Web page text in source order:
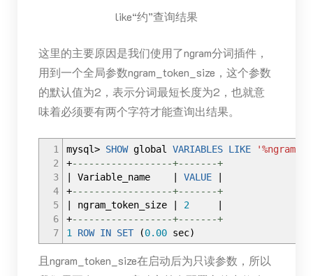
like“约”查询结果
这里的主要原因是我们使用了ngram分词插件，
用到一个全局参数ngram_token_size，这个参数
的默认值为2，表示分词最短长度为2，也就意
味着必须要有两个字符才能查询出结果。
1
2
3
4
5
6
7
mysql> SHOWglobal VARIABLES LIKE '%ngram%'
+------------------+-------+
Variable_name VALUE
+------------------+-------+
ngram_token_size 2
+------------------+-------+
1
ROW IN SET (0.00sec)
且ngram_token_size在启动后为只读参数，所以